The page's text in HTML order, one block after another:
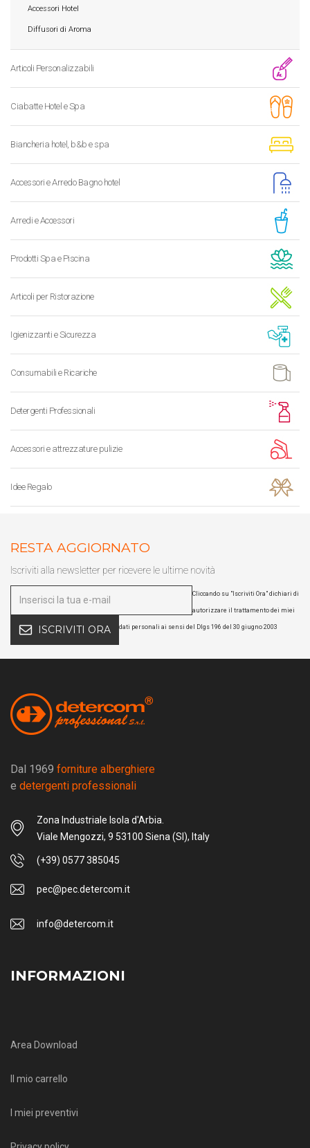
Accessori Hotel
Diffusori di Aroma
Articoli Personalizzabili
Ciabatte Hotel e Spa
Biancheria hotel, b&b e spa
Accessori e Arredo Bagno hotel
Arredi e Accessori
Prodotti Spa e Piscina
Articoli per Ristorazione
Igienizzanti e Sicurezza
Consumabili e Ricariche
Detergenti Professionali
Accessori e attrezzature pulizie
Idee Regalo
RESTA AGGIORNATO
Iscriviti alla newsletter per ricevere le ultime novità
ISCRIVITI ORA
Cliccando su "Iscriviti Ora" dichiari di
autorizzare il trattamento dei miei
dati personali ai sensi del Dlgs 196 del 30 giugno 2003
Dal 1969 forniture alberghiere
e detergenti professionali
Zona Industriale Isola d'Arbia.
Viale Mengozzi, 9 53100 Siena (SI), Italy
(+39) 0577 385045
pec@pec.detercom.it
info@detercom.it
INFORMAZIONI
Area Download
Il mio carrello
I miei preventivi